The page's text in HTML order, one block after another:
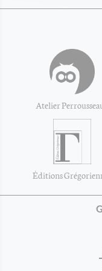
Atelier
Éditions